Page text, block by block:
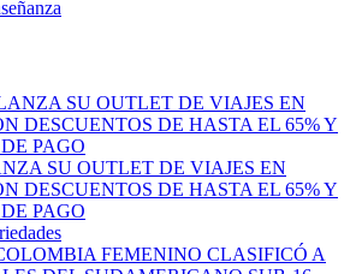
SU OUTLET DE VIAJES EN
DESCUENTOS DE HASTA EL 65% Y
PAGO